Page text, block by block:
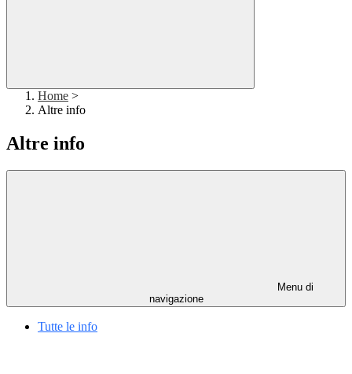
Home >
Altre info
Altre info
Menu di
navigazione
Tutte le info